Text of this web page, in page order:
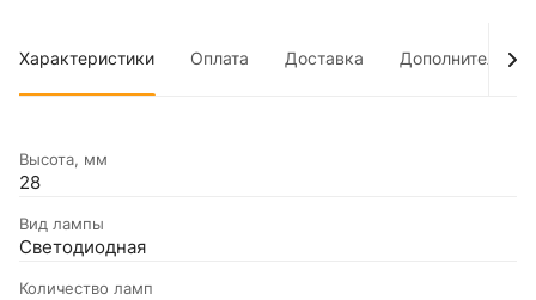
Характеристики Оплата Доставка Дополнительно
Высота, мм
28
Вид лампы
Светодиодная
Количество ламп